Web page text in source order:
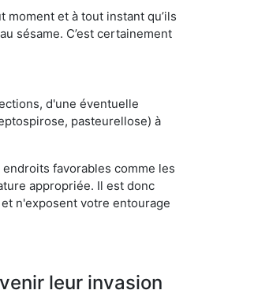
moment et à tout instant qu’ils
sésame. C’est certainement
d'une éventuelle
pasteurellose) à
favorables comme les
appropriée. Il est donc
n'exposent votre entourage
leur invasion